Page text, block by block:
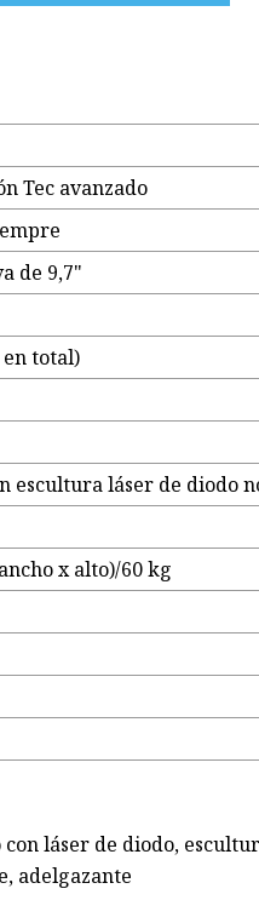
Tec avanzado
de 9,7"
total)
escultura láser de diodo
x alto)/60 kg
láser de diodo,
adelgazante